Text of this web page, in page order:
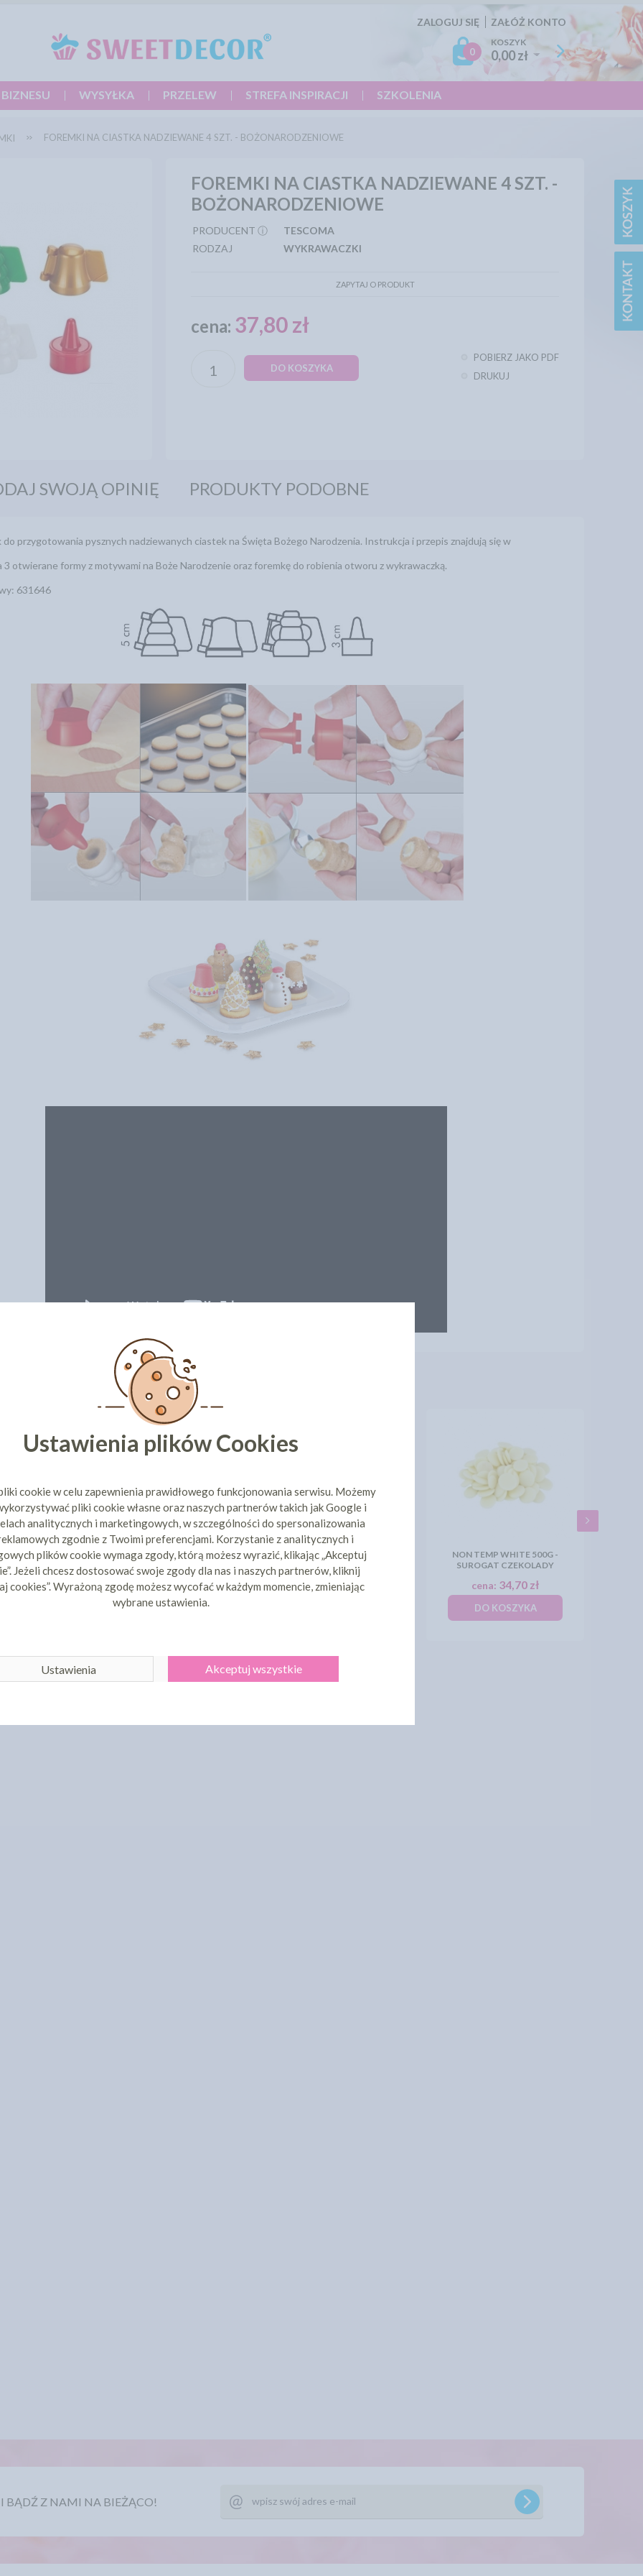
ZALOGUJ SIĘ ZAŁÓŻ KONTO
0
KOSZYK
0,00 zł
WYSYŁKA PRZELEW STREFA INSPIRACJI SZKOLENIA
FOREMKI NA CIASTKA NADZIEWANE 4 SZT. - BOŻONARODZENIOWE
FOREMKI NA CIASTKA NADZIEWANE 4 SZT. -
BOŻONARODZENIOWE
PRODUCENT ⓘ
TESCOMA
RODZAJ
WYKRAWACZKI
ZAPYTAJ O PRODUKT
cena: 37,80 zł
DO KOSZYKA
POBIERZ JAKO PDF
DRUKUJ
SWOJĄ OPINIĘ PRODUKTY PODOBNE
przygotowania pysznych nadziewanych ciastek na Święta Bożego Narodzenia. Instrukcja i przepis znajdują się w
3 otwierane formy z motywami na Boże Narodzenie oraz foremkę do robienia otworu z wykrawaczką.
631646
-
UL
zł
FOREMKI NA CIASTKA
NADZIEWANE -
WIELKANOCNE
cena:37,76 zł
DO KOSZYKA
MACZEK PERŁOWY ZŁOTY
1MM - 50G
cena:8,00 zł
NON TEMP WHITE 500G -
SUROGAT CZEKOLADY
cena: 34,70 zł
DO KOSZYKA
I BĄDŹ Z NAMI NA BIEŻĄCO!
Ustawienia plików Cookies
cookie w celu zapewnienia prawidłowego funkcjonowania serwisu. Możemy
pliki cookie własne oraz naszych partnerów takich jak Google i
analitycznych i marketingowych, w szczególności do spersonalizowania
zgodnie z Twoimi preferencjami. Korzystanie z analitycznych i
plików cookie wymaga zgody, którą możesz wyrazić, klikając „Akceptuj
Jeżeli chcesz dostosować swoje zgody dla nas i naszych partnerów, kliknij
cookies”. Wyrażoną zgodę możesz wycofać w każdym momencie, zmieniając
wybrane ustawienia.
Ustawienia Akceptuj wszystkie